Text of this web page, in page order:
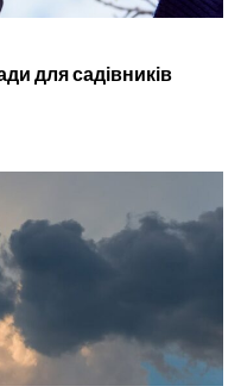
для садівників